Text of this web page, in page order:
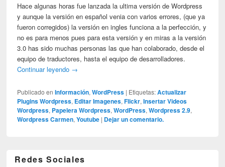
Hace algunas horas fue lanzada la ultima versión de Wordpress
y aunque la versión en español venia con varios errores, (que ya
fueron corregidos) la versión en ingles funciona a la perfección, y
no es para menos pues para esta versión y en miras a la versión
3.0 has sido muchas personas las que han colaborado, desde el
equipo de traductores, hasta el equipo de desarrolladores.
Continuar leyendo →
Publicado en Información,WordPress | Etiquetas: Actualizar
Plugins Wordpress, Editar Imagenes,Flickr,Insertar Videos
Wordpress, Papelera Wordpress,WordPress,Wordpress 2.9,
Wordpress Carmen,Youtube | Dejar un comentario.
Redes Sociales